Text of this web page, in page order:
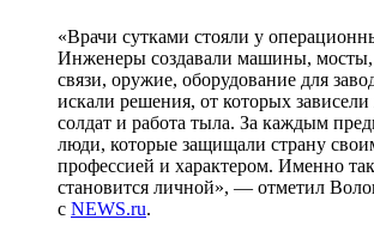
«Врачи сутками стояли у
Инженеры создавали машины, мосты,
связи, оружие, оборудование для
искали решения, от которых
солдат и работа тыла. За каждым
люди, которые защищали страну
профессией и характером. Именно
становится личной», — отметил
с NEWS.ru.